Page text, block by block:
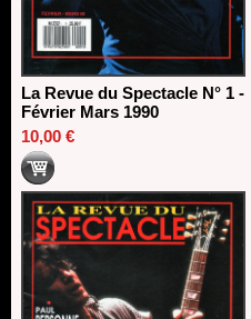
La Revue du Spectacle N° 1 -
Février Mars 1990
10,00 €